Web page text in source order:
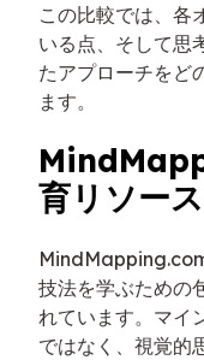
この比較では、各
いる点、そして思
たアプローチをど
ます。
育リソー
技法を学ぶための
れています。マイ
ではなく、視覚的